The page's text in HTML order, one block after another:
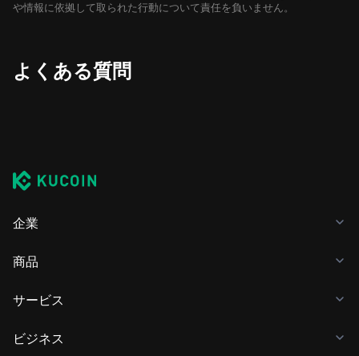
や情報に依拠して取られた行動について責任を負いません。
よくある質問
企業
商品
サービス
ビジネス